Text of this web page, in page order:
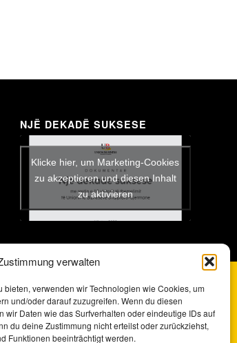
verwalten
bieten, verwenden wir Technologien wie Cookies, um
und/oder darauf zuzugreifen. Wenn du diesen
wir Daten wie das Surfverhalten oder eindeutige IDs auf
du deine Zustimmung nicht erteilst oder zurückziehst,
Funktionen beeinträchtigt werden.
NJË DEKADË SUKSESE
Klicke hier, um Marketing-Cookies
zu akzeptieren und diesen Inhalt
zu aktivieren